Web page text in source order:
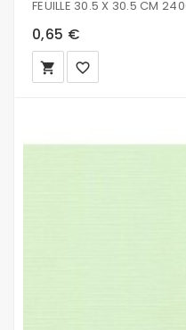
FEUILLE 30.5 X 30.5 CM
0,65 €
local_grocery_store favorite_border